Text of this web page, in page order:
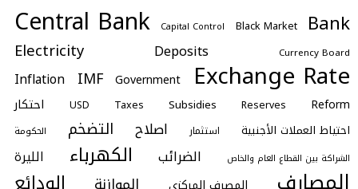
Bank
Black Market
Capital Control
Central Bank
Currency Board
Deposits
Electricity
Exchange Rate
Government
IMF
Inflation
Reform
Reserves
Subsidies
Taxes
USD احتكار
احتياط العملات الأجنبية استثمار اصلاح التضخم
الحكومة
الشراكة بين القطاع العام والخاص
الضرائب الكهرباء الليرة